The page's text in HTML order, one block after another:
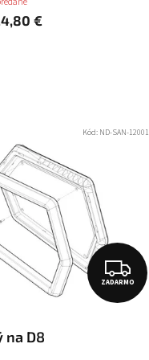
€
Z
A
ZADARMO
na D8
Kód: ND-SAN-12001